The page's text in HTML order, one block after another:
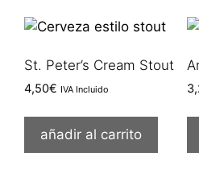
St. Peter’s Cream Stout
4,50€ IVA Incluido
añadir al carrito